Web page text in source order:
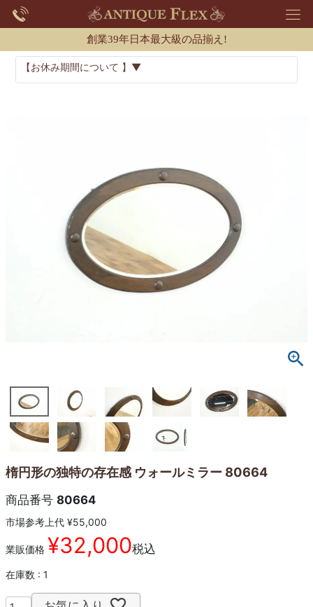
創業39年日本最大級の品揃え!
【お休み期間について 】▼
楕円形の独特の存在感 ウォールミラー 80664
商品番号 80664
市場参考上代 ¥55,000
業販価格 ¥32,000税込
在庫数 1